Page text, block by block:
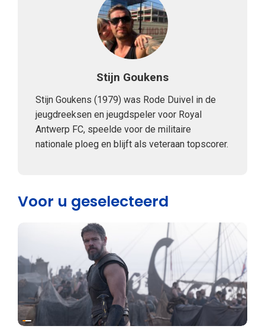
Stijn Goukens
Stijn Goukens (1979) was Rode Duivel in de
jeugdreeksen en jeugdspeler voor Royal
Antwerp FC, speelde voor de militaire
nationale ploeg en blijft als veteraan topscorer.
Voor u geselecteerd
Geschiedenis